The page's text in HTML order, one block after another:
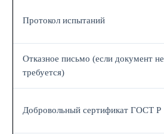
Протокол испытаний
Отказное письмо (если документ не
требуется)
Добровольный сертификат ГОСТ Р